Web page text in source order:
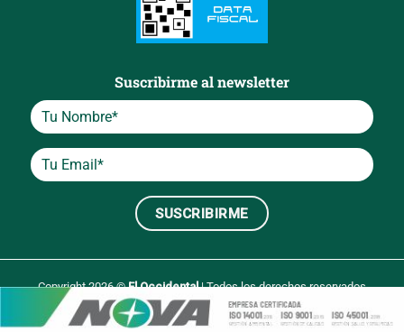
Suscribirme al newsletter
Copyright 2026 ©El Occidental| Todos los derechos reservados